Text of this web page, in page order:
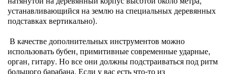
устанавливающийся на землю на специальных деревянных
подставках вертикально).
В качестве дополнительных инструментов можно
использовать бубен, примитивные современные ударные,
орган, гитару. Но все они должны подстраиваться под ритм
большого барабана. Если у вас есть что-то из